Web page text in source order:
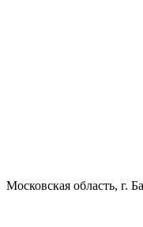
Московская область, г.